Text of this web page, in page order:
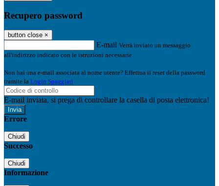
Recupero password
button close ×
E-mail Verrà inviato un messaggio
all'indirizzo indicato con le istruzioni necessarie.
Non hai una e-mail associata al nome utente? Effettua il reset della password
tramite la Login Spaggiari
E-mail inviata, si prega di controllare la casella di posta elettronica!
Errore
Chiudi
Successo
Chiudi
Informazione